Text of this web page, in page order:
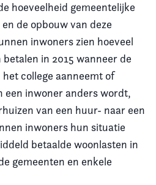
hoeveelheid gemeentelijke
de opbouw van deze
inwoners zien hoeveel
in 2015 wanneer de
college aanneemt of
een inwoner anders wordt,
van een huur- naar een
inwoners hun situatie
betaalde woonlasten in
gemeenten en enkele